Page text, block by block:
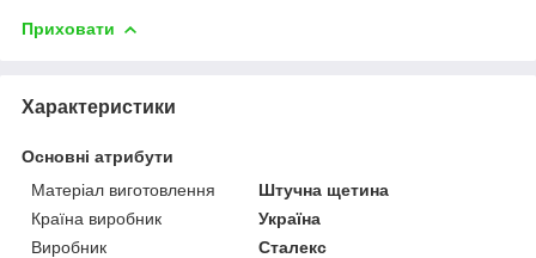
Приховати
Характеристики
Основні атрибути
Матеріал виготовлення
Штучна щетина
Країна виробник
Україна
Виробник
Сталекс